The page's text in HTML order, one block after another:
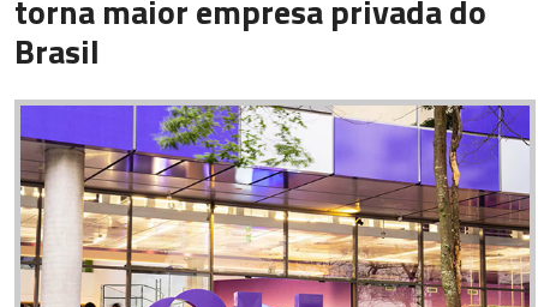
torna maior empresa privada do
Brasil